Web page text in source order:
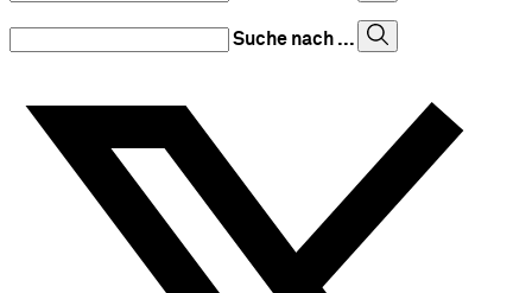
Suche nach ...